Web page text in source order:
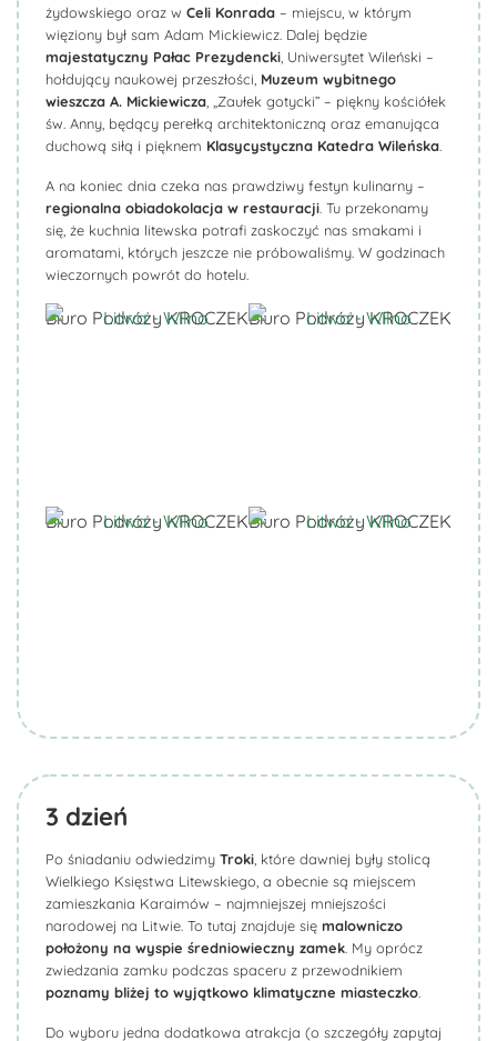
żydowskiego oraz w Celi Konrada – miejscu, w którym
więziony był sam Adam Mickiewicz. Dalej będzie
majestatyczny Pałac Prezydencki , Uniwersytet Wileński –
hołdujący naukowej przeszłości, Muzeum wybitnego
wieszcza A. Mickiewicza , „Zaułek gotycki” – piękny kościółek
św. Anny, będący perełką architektoniczną oraz emanująca
duchową siłą i pięknem Klasycystyczna Katedra Wileńska
A na koniec dnia czeka nas prawdziwy festyn kulinarny –
regionalna obiadokolacja w restauracji . Tu przekonamy
się, że kuchnia litewska potrafi zaskoczyć nas smakami i
aromatami, których jeszcze nie próbowaliśmy. W godzinach
wieczornych powrót do hotelu.
Biuro Podróży KROCZEKBiuro Podróży KROCZEK
Biuro Podróży KROCZEKBiuro Podróży KROCZEK
3 dzień
Po śniadaniu odwiedzimy Troki , które dawniej były stolicą
Wielkiego Księstwa Litewskiego, a obecnie są miejscem
zamieszkania Karaimów – najmniejszej mniejszości
narodowej na Litwie. To tutaj znajduje się malowniczo
położony na wyspie średniowieczny zamek . My oprócz
zwiedzania zamku podczas spaceru z przewodnikiem
poznamy bliżej to wyjątkowo klimatyczne miasteczko
Do wyboru jedna dodatkowa atrakcja (o szczegóły zapytaj